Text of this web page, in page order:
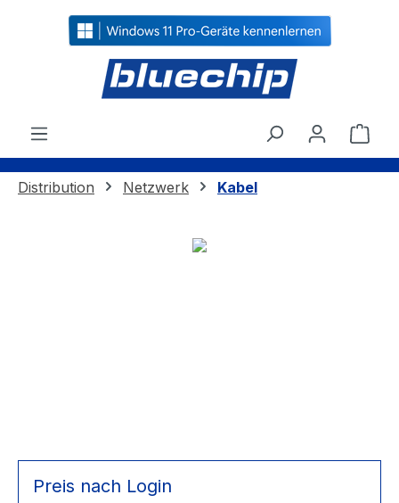
springen
Distribution Netzwerk Kabel
Bildergalerie überspringen
Preis nach Login